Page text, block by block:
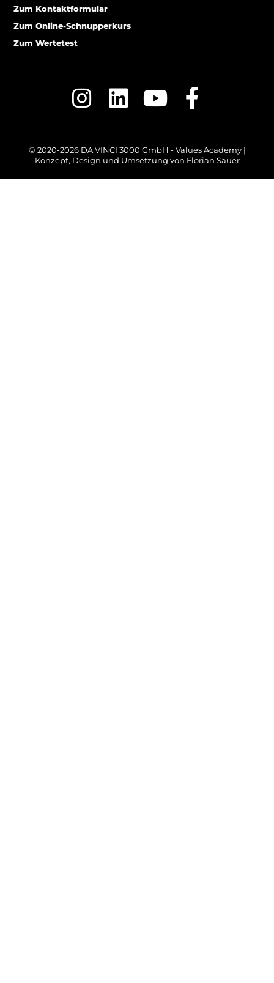
Zum Kontaktformular
Zum Online-Schnupperkurs
Zum Wertetest
© 2020-2026 DA VINCI 3000 GmbH - Values Academy |
Konzept, Design und Umsetzung von Florian Sauer